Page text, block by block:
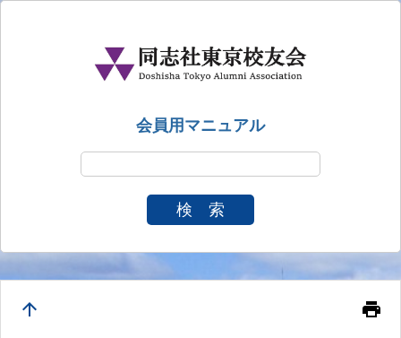
会員用マニュアル
検 索
arrow_upward print